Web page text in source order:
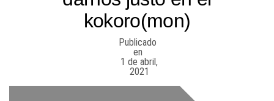
kokoro(mon)
Publicado
en
1 de abril,
2021